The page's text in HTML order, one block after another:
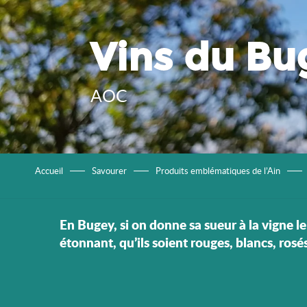
Vins du
AOC
Accueil Savourer Produits emblématiques de l’Ain
En Bugey, si on donne sa sueur à la vigne
étonnant, qu’ils soient rouges, blancs,